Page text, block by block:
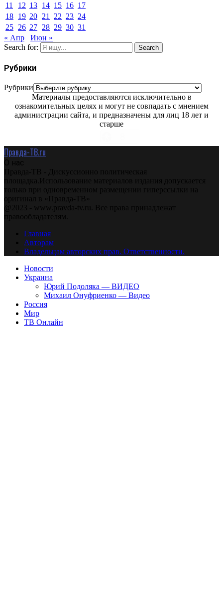
11
12 13 14 15 16 17
18 19 20 21 22 23 24
25 26 27 28 29 30 31
« Апр
Июн »
Search for:
Search
Рубрики
Рубрики
Материалы предоставляются исключительно в
ознакомительных целях и могут не совпадать с мнением
администрации сайта, и предназначены для лиц 18 лет и
старше
Правда-ТВ.ru
О нас
Правда-ТВ - Дискуссионно политическая
площадка.Использование материалов издания допускается
только при одновременном размещении гиперссылки на
оригинал в «Правда-ТВ»
@2023 - www.pravda-tv.ru. Все права принадлежат
правообладателям.
Главная
Авторам
Владельцам авторских прав. Ответственности.
Новости
Украина
Юрий Подоляка — ВИДЕО
Михаил Онуфриенко — Видео
Россия
Мир
ТВ Онлайн